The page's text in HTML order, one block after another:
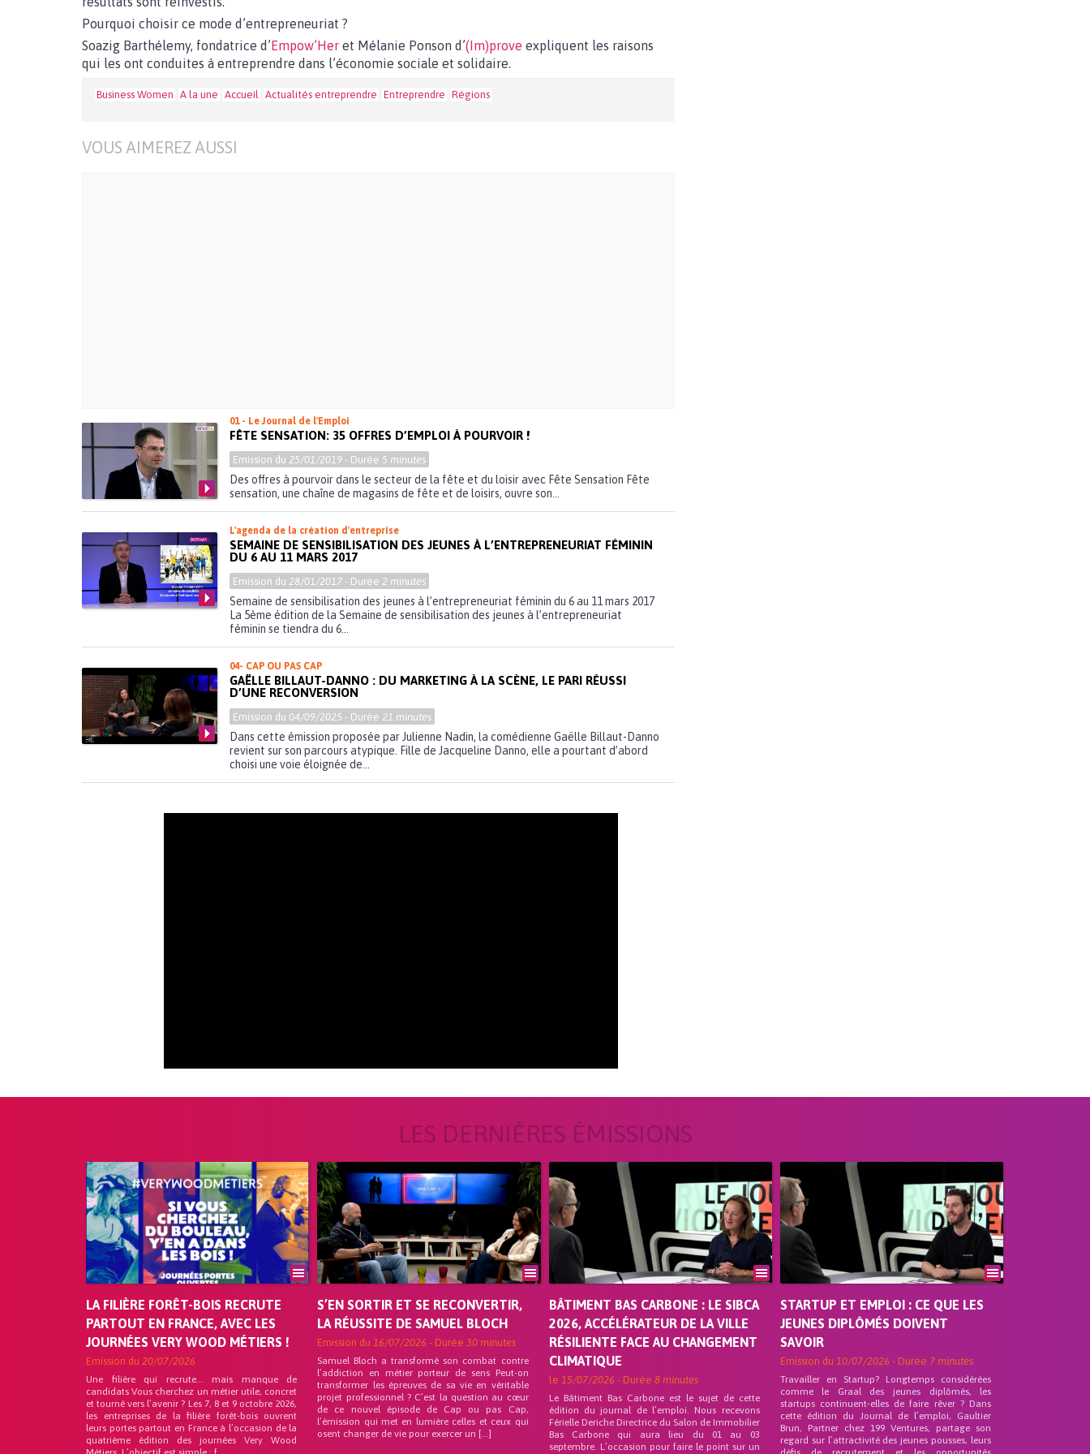
Pourquoi choisir ce mode d’entrepreneuriat ?
Soazig Barthélemy, fondatrice d’Empow’Her et Mélanie Ponson d’(Im)prove expliquent les raisons
qui les ont conduites à entreprendre dans l’économie sociale et solidaire.
Business Women A la une Accueil Actualités entreprendre Entreprendre Régions
VOUS AIMEREZ AUSSI
01 - Le Journal de l'Emploi
FÊTE SENSATION: 35 OFFRES D’EMPLOI À POURVOIR !
Emission du25/01/2019 - Durée 5 minutes
Des offres à pourvoir dans le secteur de la fête et du loisir avec Fête Sensation Fête
sensation, une chaîne de magasins de fête et de loisirs, ouvre son...
L'agenda de la création d'entreprise
SEMAINE DE SENSIBILISATION DES JEUNES À L’ENTREPRENEURIAT FÉMININ
DU 6 AU 11 MARS 2017
Emission du28/01/2017 - Durée2 minutes
Semaine de sensibilisation des jeunes à l’entrepreneuriat féminin du 6 au 11 mars 2017
La 5ème édition de la Semaine de sensibilisation des jeunes à l’entrepreneuriat
féminin se tiendra du 6...
04- CAP OU PAS CAP
GAËLLE BILLAUT-DANNO : DU MARKETING À LA SCÈNE, LE PARI RÉUSSI
D’UNE RECONVERSION
Emission du 04/09/2025 - Durée21 minutes
Dans cette émission proposée par Julienne Nadin, la comédienne Gaëlle Billaut-Danno
revient sur son parcours atypique. Fille de Jacqueline Danno, elle a pourtant d’abord
choisi une voie éloignée de...
LES DERNIÈRES ÉMISSIONS
LA FILIÈRE FORÊT-BOIS RECRUTE
PARTOUT EN FRANCE, AVEC LES
JOURNÉES VERY WOOD MÉTIERS !
Emission du 20/07/2026
Une filière qui recrute… mais manque de
candidats Vous cherchez un métier utile, concret
et tourné vers l’avenir ? Les 7, 8 et 9 octobre 2026,
les entreprises de la filière forêt-bois ouvrent
leurs portes partout en France à l’occasion de la
quatrième édition des journées Very Wood
S’EN SORTIR ET SE RECONVERTIR,
LA RÉUSSITE DE SAMUEL BLOCH
Emission du16/07/2026 - Durée30 minutes
Samuel Bloch a transformé son combat contre
l’addiction en métier porteur de sens Peut-on
transformer les épreuves de sa vie en véritable
projet professionnel ? C’est la question au cœur
de ce nouvel épisode de Cap ou pas Cap,
l’émission qui met en lumière celles et ceux qui
osent changer de vie pour exercer un […]
BÂTIMENT BAS CARBONE : LE SIBCA
2026, ACCÉLÉRATEUR DE LA VILLE
RÉSILIENTE FACE AU CHANGEMENT
CLIMATIQUE
le 15/07/2026 - Durée 8 minutes
Le Bâtiment Bas Carbone est le sujet de cette
édition du journal de l’emploi. Nous recevons
Férielle Deriche Directrice du Salon de Immobilier
Bas Carbone qui aura lieu du 01 au 03
septembre. L’occasion pour faire le point sur un
STARTUP ET EMPLOI : CE QUE LES
JEUNES DIPLÔMÉS DOIVENT
SAVOIR
Emission du 10/07/2026 - Durée 7 minutes
Travailler en Startup? Longtemps considérées
comme le Graal des jeunes diplômés, les
startups continuent-elles de faire rêver ? Dans
cette édition du Journal de l’emploi, Gaultier
Brun, Partner chez 199 Ventures, partage son
regard sur l’attractivité des jeunes pousses, leurs